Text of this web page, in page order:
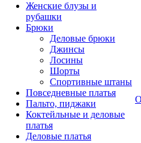
Женские блузы и
рубашки
Брюки
Деловые брюки
Джинсы
Лосины
Шорты
Спортивные штаны
Повседневные платья
Пальто, пиджаки
Коктейльные и деловые
платья
Деловые платья